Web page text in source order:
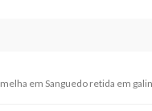
em Sanguedo retida em